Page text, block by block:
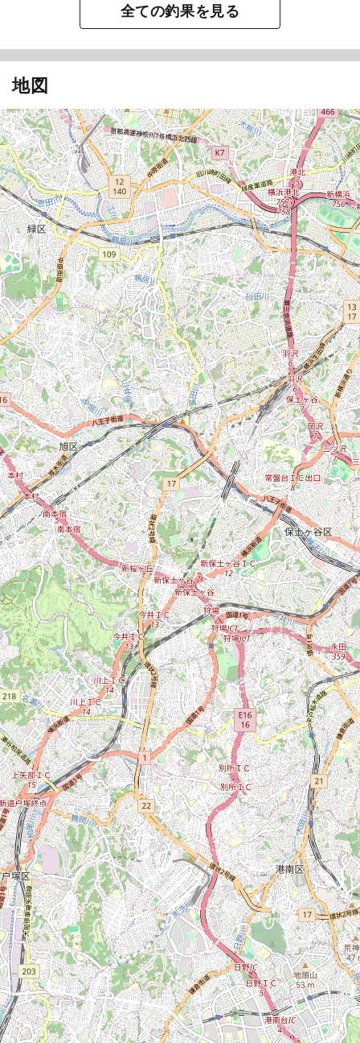
全ての釣果を見る
地図